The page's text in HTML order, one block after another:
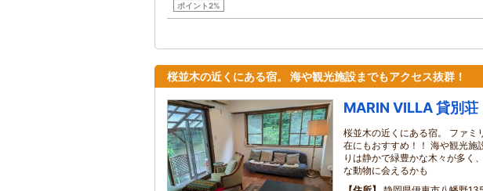
ポイント2%
桜並木の近くにある宿。 海や観光施設までもアクセス抜群！
MARIN VILLA 貸別荘
桜並木の近くにある宿。 ファミ
在にもおすすめ！！ 海や観光施
りは静かで緑豊かな木々が多く
な動物に会えるかも